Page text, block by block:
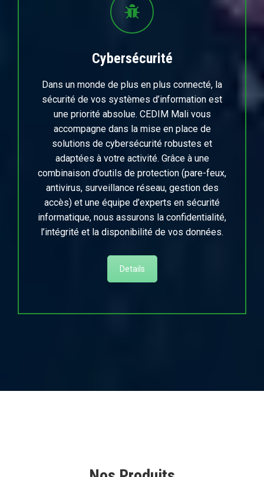
Cybersécurité
Dans un monde de plus en plus connecté, la
sécurité de vos systèmes d’information est
une priorité absolue. CEDIM Mali vous
accompagne dans la mise en place de
solutions de cybersécurité robustes et
adaptées à votre activité. Grâce à une
combinaison d’outils de protection (pare-feux,
antivirus, surveillance réseau, gestion des
accès) et une équipe d’experts en sécurité
informatique, nous assurons la confidentialité,
l’intégrité et la disponibilité de vos données.
Details